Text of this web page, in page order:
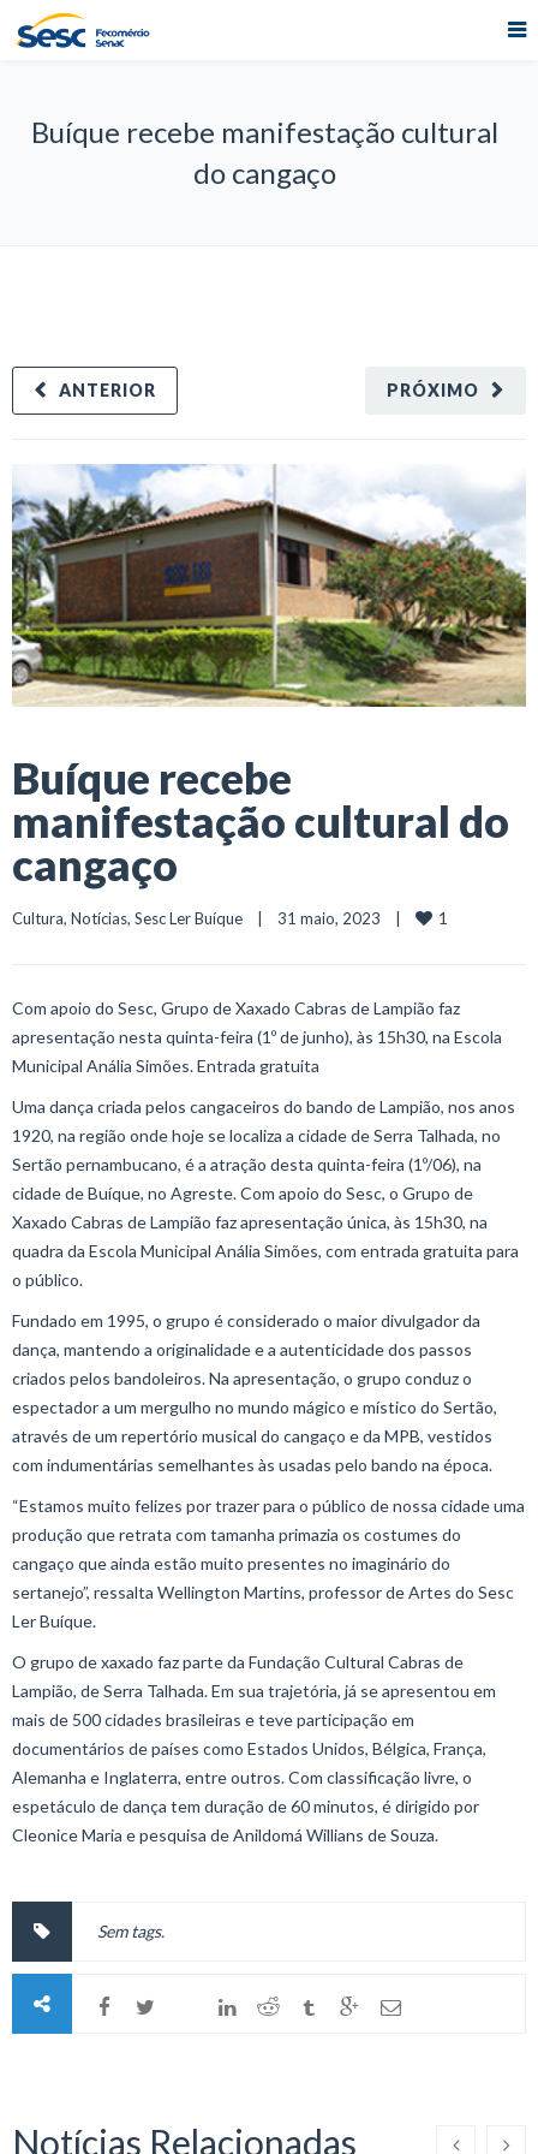
Buíque recebe manifestação cultural
do cangaço
PRÓXIMO
ANTERIOR
Buíque recebe
manifestação cultural do
cangaço
Cultura, Notícias, Sesc Ler Buíque
    |    31 maio, 2023    |
1
Com apoio do Sesc, Grupo de Xaxado Cabras de Lampião faz
apresentação nesta quinta-feira (1º de junho), às 15h30, na Escola
Municipal Anália Simões. Entrada gratuita
Uma dança criada pelos cangaceiros do bando de Lampião, nos anos
1920, na região onde hoje se localiza a cidade de Serra Talhada, no
Sertão pernambucano, é a atração desta quinta-feira (1º/06), na
cidade de Buíque, no Agreste. Com apoio do Sesc, o Grupo de
Xaxado Cabras de Lampião faz apresentação única, às 15h30, na
quadra da Escola Municipal Anália Simões, com entrada gratuita para
o público.
Fundado em 1995, o grupo é considerado o maior divulgador da
dança, mantendo a originalidade e a autenticidade dos passos
criados pelos bandoleiros. Na apresentação, o grupo conduz o
espectador a um mergulho no mundo mágico e místico do Sertão,
através de um repertório musical do cangaço e da MPB, vestidos
com indumentárias semelhantes às usadas pelo bando na época.
“Estamos muito felizes por trazer para o público de nossa cidade uma
produção que retrata com tamanha primazia os costumes do
cangaço que ainda estão muito presentes no imaginário do
sertanejo”, ressalta Wellington Martins, professor de Artes do Sesc
Ler Buíque.
O grupo de xaxado faz parte da Fundação Cultural Cabras de
Lampião, de Serra Talhada. Em sua trajetória, já se apresentou em
mais de 500 cidades brasileiras e teve participação em
documentários de países como Estados Unidos, Bélgica, França,
Alemanha e Inglaterra, entre outros. Com classificação livre, o
espetáculo de dança tem duração de 60 minutos, é dirigido por
Cleonice Maria e pesquisa de Anildomá Willians de Souza.
Sem tags.
Notícias Relacionadas